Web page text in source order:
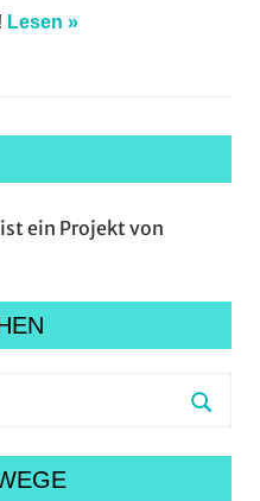
Lesen »
ein Projekt von